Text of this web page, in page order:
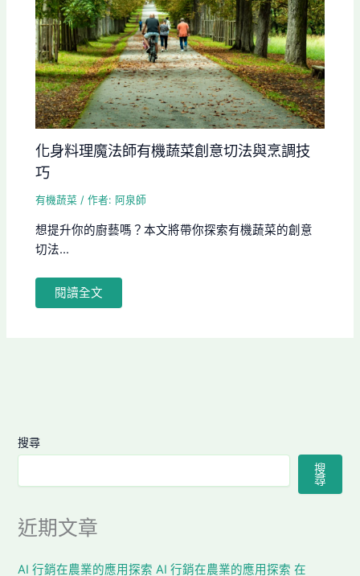
化身料理魔法師有機蔬菜創意切法與烹調技
巧
有機蔬菜 / 作者: 阿泉師
想提升你的廚藝嗎？本文將帶你探索有機蔬菜的創意
切法...
閱讀全文
搜尋
搜
尋
近期文章
AI 行銷在農業的應用探索 AI 行銷在農業的應用探索 在